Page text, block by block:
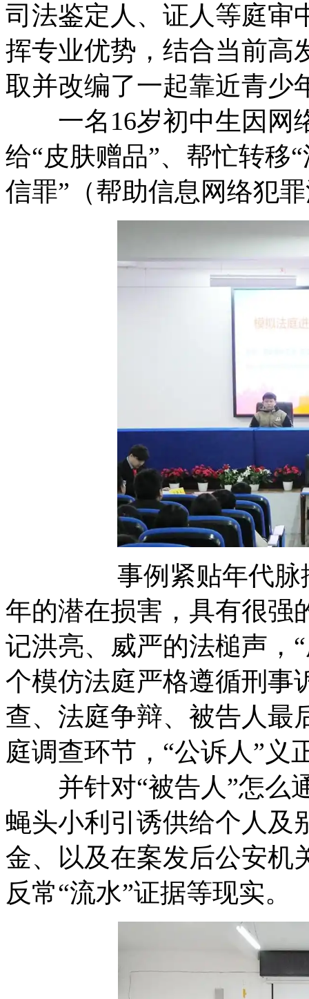
司法鉴定人、证人等庭审
挥专业优势，结合当前高
取并改编了一起靠近青
一名16岁初中生因网
给“皮肤赠品”、帮忙转移
信罪”（帮助信息网络犯
事例紧贴年代脉搏
年的潜在损害，具有很强
记洪亮、威严的法槌
个模仿法庭严格遵循刑事
查、法庭争辩、被告人最
庭调查环节，“公诉人
并针对“被告人”怎么
蝇头小利引诱供给个人及
金、以及在案发后公安机
反常“流水”证据等现